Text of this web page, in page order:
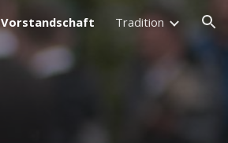
Vorstandschaft Tradition